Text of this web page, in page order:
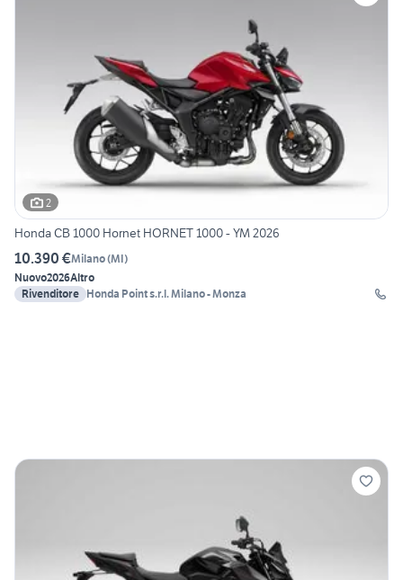
2
Honda CB 1000 Hornet HORNET 1000 - YM 2026
10.390 €Milano(MI)
Nuovo2026Altro
Rivenditore Honda Point s.r.l. Milano - Monza